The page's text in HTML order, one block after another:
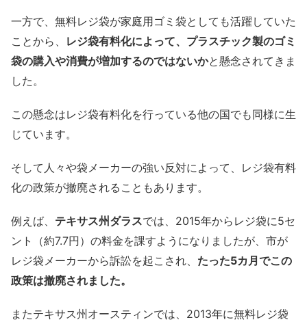
一方で、無料レジ袋が家庭用ゴミ袋としても活躍していた
ことから、 レジ袋有料化によって、プラスチック製のゴミ
袋の購入や消費が増加するのではないかと懸念されてきま
した。
この懸念はレジ袋有料化を行っている他の国でも同様に生
じています。
そして人々や袋メーカーの強い反対によって、レジ袋有料
化の政策が撤廃されることもあります。
例えば、 テキサス州ダラスでは、2015年からレジ袋に5セ
ント（約7.7円）の料金を課すようになりましたが、市が
レジ袋メーカーから訴訟を起こされ、 たった5カ月でこの
政策は撤廃されました。
またテキサス州オースティンでは、2013年に無料レジ袋